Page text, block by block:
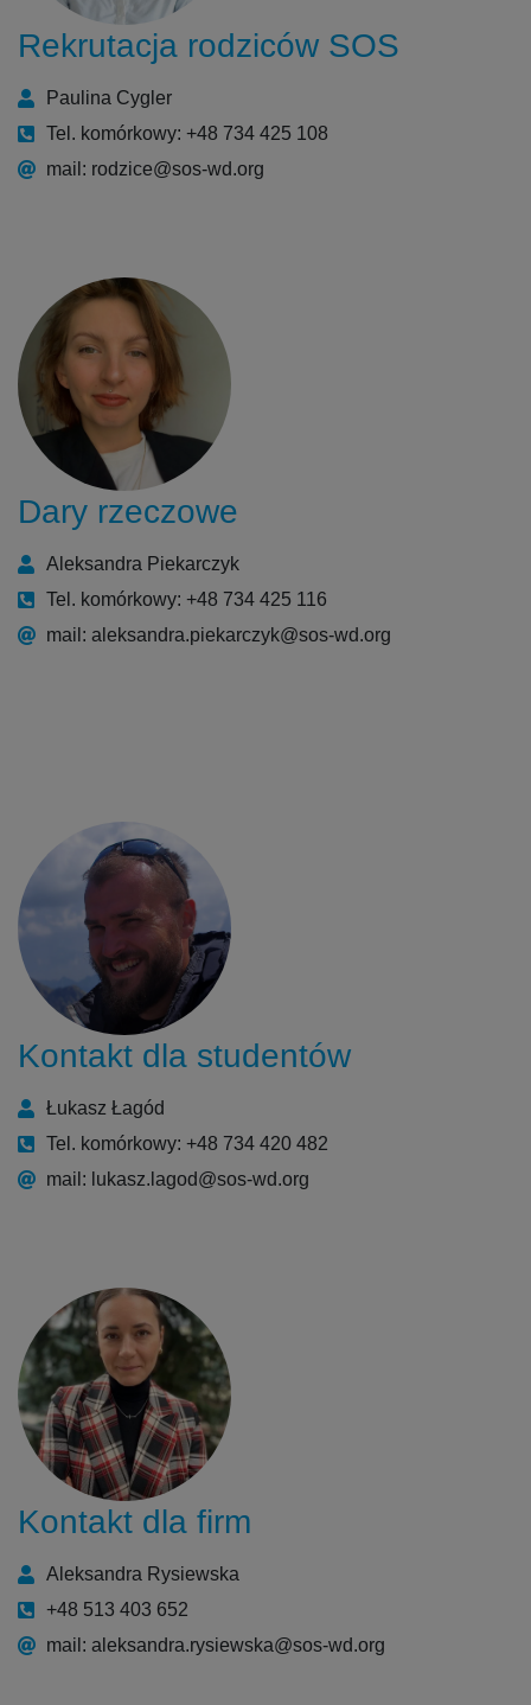
Rekrutacja rodziców SOS
Paulina Cygler
Tel. komórkowy: +48 734 425 108
mail: rodzice@sos-wd.org
Dary rzeczowe
Aleksandra Piekarczyk
Tel. komórkowy: +48 734 425 116
mail: aleksandra.piekarczyk@sos-wd.org
Kontakt dla studentów
Łukasz Łagód
Tel. komórkowy: +48 734 420 482
mail: lukasz.lagod@sos-wd.org
Kontakt dla firm
Aleksandra Rysiewska
+48 513 403 652
mail: aleksandra.rysiewska@sos-wd.org